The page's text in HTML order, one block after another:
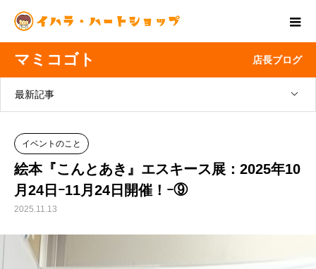
マミコゴト 店長ブログ
最新記事
イベントのこと
絵本『こんとあき』エスキース展：2025年10
月24日ｰ11月24日開催！ｰ⑨
2025.11.13